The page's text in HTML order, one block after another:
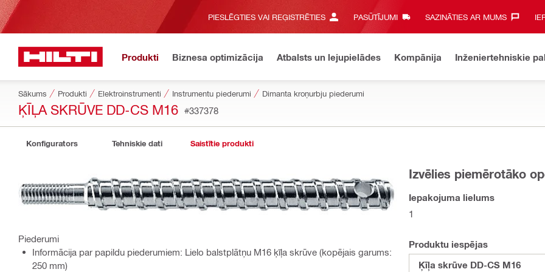
PIESLĒGTIES VAI REĢISTRĒTIES PASŪTĪJUMI SAZINĀTIES AR MUMS‎
Produkti Biznesa optimizācija Atbalsts un lejupielādes Kompānija Inženiertehniskie
Sākums Produkti Elektroinstrumenti Instrumentu piederumi Dimanta kroņurbju piederumi
ĶĪĻA SKRŪVE DD-CS M16 #337378
Konfigurators Tehniskie dati Saistītie produkti
Piederumi
Informācija par papildu piederumiem: Lielo balstplātņu M16 ķīļa skrūve (kopējais garums:
250 mm)
Izvēlies piemērotāko
Iepakojuma lielums
1
Produktu iespējas
Ķīļa skrūve DD-CS M16